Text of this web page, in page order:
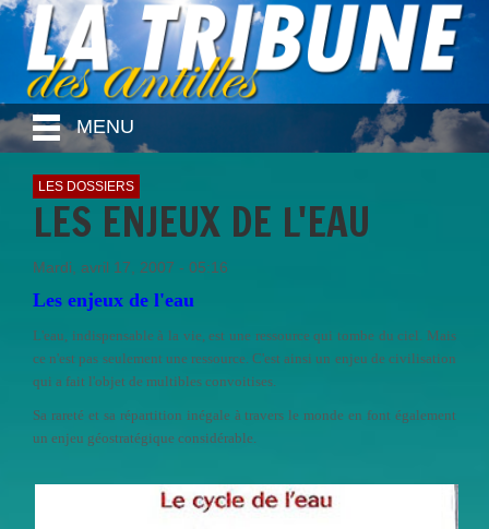
MENU
LES DOSSIERS
LES ENJEUX DE L'EAU
Mardi, avril 17, 2007 - 05:16
Les enjeux de l'eau
L'eau, indispensable à la vie, est une ressource qui tombe du ciel. Mais
ce n'est pas seulement une ressource. C'est ainsi un enjeu de civilisation
qui a fait l'objet de multibles convoitises.
Sa rareté et sa répartition inégale à travers le monde en font également
un enjeu géostratégique considérable.